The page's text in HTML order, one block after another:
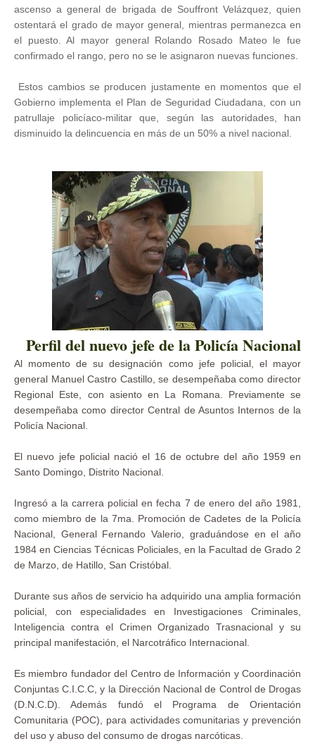
ascenso a general de brigada de Souffront Velázquez, quien
ostentará el grado de mayor general, mientras permanezca en
el puesto. Al mayor general Rolando Rosado Mateo le fue
confirmado el rango, pero no se le asignaron nuevas funciones.
Estos cambios se producen justamente en momentos que el
Gobierno implementa el Plan de Seguridad Ciudadana, con un
patrullaje policíaco-militar que, según las autoridades, han
disminuido la delincuencia en más de un 50% a nivel nacional.
Perfil del nuevo jefe de la Policía Nacional
Al momento de su designación como jefe policial, el mayor
general Manuel Castro Castillo, se desempeñaba como director
Regional Este, con asiento en La Romana. Previamente se
desempeñaba como director Central de Asuntos Internos de la
Policía Nacional.
El nuevo jefe policial nació el 16 de octubre del año 1959 en
Santo Domingo, Distrito Nacional.
Ingresó a la carrera policial en fecha 7 de enero del año 1981,
como miembro de la 7ma. Promoción de Cadetes de la Policía
Nacional, General Fernando Valerio, graduándose en el año
1984 en Ciencias Técnicas Policiales, en la Facultad de Grado 2
de Marzo, de Hatillo, San Cristóbal.
Durante sus años de servicio ha adquirido una amplia formación
policial, con especialidades en Investigaciones Criminales,
Inteligencia contra el Crimen Organizado Trasnacional y su
principal manifestación, el Narcotráfico Internacional.
Es miembro fundador del Centro de Información y Coordinación
Conjuntas C.I.C.C, y la Dirección Nacional de Control de Drogas
(D.N.C.D). Además fundó el Programa de Orientación
Comunitaria (POC), para actividades comunitarias y prevención
del uso y abuso del consumo de drogas narcóticas.